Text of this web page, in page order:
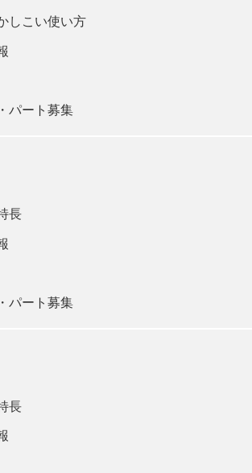
しこい使い方
パート募集
長
パート募集
長